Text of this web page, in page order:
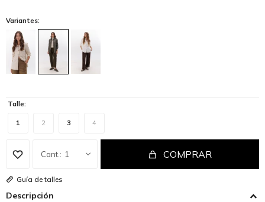
Variantes:
Talle:
1 2 3 4
1 COMPRAR
Guía de talles
Descripción